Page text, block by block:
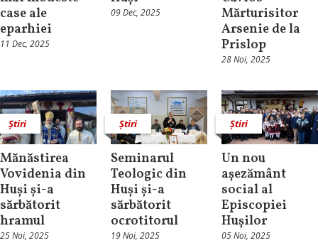
case ale
eparhiei
11 Dec, 2025
09 Dec, 2025
Mărturisitor
Arsenie de la
Prislop
28 Noi, 2025
Știri
Mănăstirea
Vovidenia din
Huși și-a
sărbătorit
hramul
25 Noi, 2025
Știri
Seminarul
Teologic din
Huși și-a
sărbătorit
ocrotitorul
19 Noi, 2025
Știri
Un nou
așezământ
social al
Episcopiei
Hușilor
05 Noi, 2025